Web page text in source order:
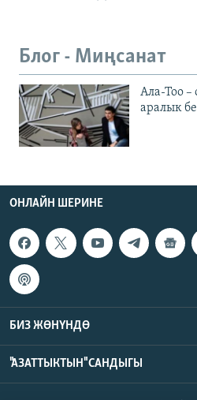
Блог - Миңсанат
Ала-Тоо
аралык
ОНЛАЙН ШЕРИНЕ
БИЗ ЖӨНҮНДӨ
"АЗАТТЫКТЫН" САНДЫГЫ